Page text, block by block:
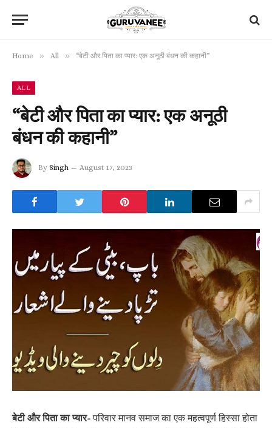
Home » All » “बेटी और पिता का प्यार: एक अनूठी बंधन की कहानी”
ALL
“बेटी और पिता का प्यार: एक अनूठी
बंधन की कहानी”
By Singh August 17, 2023
बेटी और पिता का प्यार-परिवार मानव समाज का एक महत्वपूर्ण हिस्सा होता